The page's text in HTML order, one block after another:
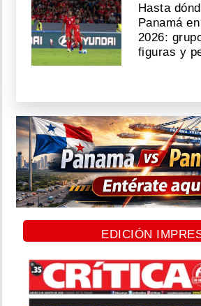
Hasta
Panamá
2026:
figuras y
EDICIÓN